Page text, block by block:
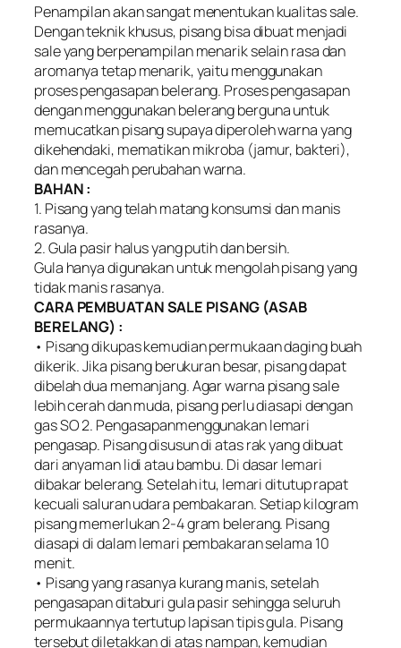
Penampilan akan sangat menentukan kualitas sale.
Dengan teknik khusus, pisang bisa dibuat menjadi
sale yang berpenampilan menarik selain rasa dan
aromanya tetap menarik, yaitu menggunakan
proses pengasapan belerang. Proses pengasapan
dengan menggunakan belerang berguna untuk
memucatkan pisang supaya diperoleh warna yang
dikehendaki, mematikan mikroba (jamur, bakteri),
dan mencegah perubahan warna.
BAHAN :
1. Pisang yang telah matang konsumsi dan manis
rasanya.
2. Gula pasir halus yang putih dan bersih.
Gula hanya digunakan untuk mengolah pisang yang
tidak manis rasanya.
CARA PEMBUATAN SALE PISANG (ASAB
BERELANG) :
• Pisang dikupas kemudian permukaan daging buah
dikerik. Jika pisang berukuran besar, pisang dapat
dibelah dua memanjang. Agar warna pisang sale
lebih cerah dan muda, pisang perlu diasapi dengan
gas SO 2. Pengasapanmenggunakan lemari
pengasap. Pisang disusun di atas rak yang dibuat
dari anyaman lidi atau bambu. Di dasar lemari
dibakar belerang. Setelah itu, lemari ditutup rapat
kecuali saluran udara pembakaran. Setiap kilogram
pisang memerlukan 2-4 gram belerang. Pisang
diasapi di dalam lemari pembakaran selama 10
menit.
• Pisang yang rasanya kurang manis, setelah
pengasapan ditaburi gula pasir sehingga seluruh
permukaannya tertutup lapisan tipis gula. Pisang
tersebut diletakkan di atas nampan, kemudian